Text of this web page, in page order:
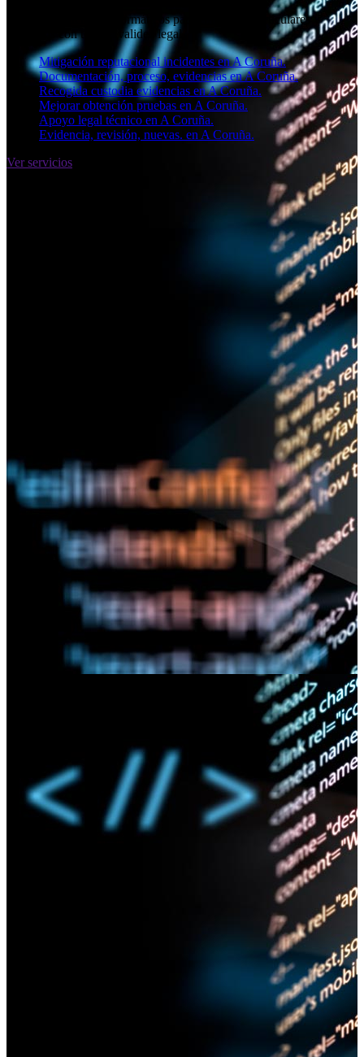
Informes periciales informáticos para empresas, particulares y
abogados con toda la validez legal.
Mitigación reputacional incidentes en A Coruña.
Documentación, proceso, evidencias en A Coruña.
Recogida custodia evidencias en A Coruña.
Mejorar obtención pruebas en A Coruña.
Apoyo legal técnico en A Coruña.
Evidencia, revisión, nuevas. en A Coruña.
Ver servicios